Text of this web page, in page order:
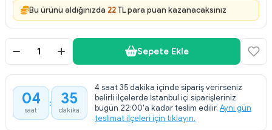
Bu ürünü aldığınızda 22TL para puan kazanacaksınız
Sepete Ekle
04
saat
35
dakika
4 saat 35 dakika içinde sipariş verirseniz
belirli ilçelerde İstanbul içi siparişleriniz
bugün 22:00'a kadar teslim edilir. Aynı gün
teslimat ilçeleri için tıklayın.